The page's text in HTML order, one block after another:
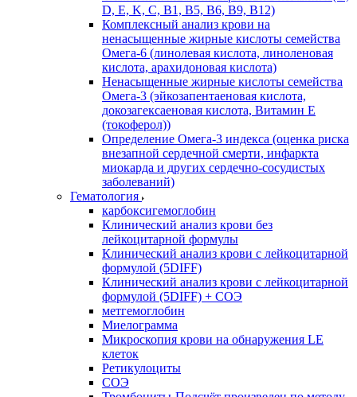
D, E, K, C, B1, B5, B6, В9, B12)
Комплексный анализ крови на
ненасыщенные жирные кислоты семейства
Омега-6 (линолевая кислота, линоленовая
кислота, арахидоновая кислота)
Ненасыщенные жирные кислоты семейства
Омега-3 (эйкозапентаеновая кислота,
докозагексаеновая кислота, Витамин E
(токоферол))
Определение Омега-3 индекса (оценка риска
внезапной сердечной смерти, инфаркта
миокарда и других сердечно-сосудистых
заболеваний)
Гематология
карбоксигемоглобин
Клинический анализ крови без
лейкоцитарной формулы
Клинический анализ крови с лейкоцитарной
формулой (5DIFF)
Клинический анализ крови с лейкоцитарной
формулой (5DIFF) + СОЭ
метгемоглобин
Миелограмма
Микроскопия крови на обнаружения LE
клеток
Ретикулоциты
СОЭ